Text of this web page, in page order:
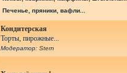
Печенье, пряники, вафли...
Кондитерская
Торты, пирожные...
Модератор: Stern